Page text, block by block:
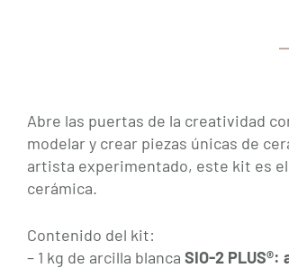
Abre las puertas de la creatividad
modelar y crear piezas únicas de
artista experimentado, este kit es
cerámica.
Contenido del kit:
– 1 kg de arcilla blanca SIO-2